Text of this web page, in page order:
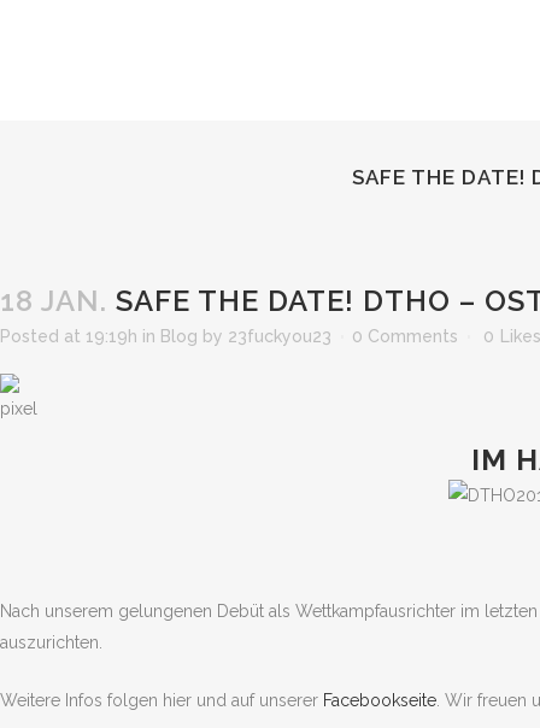
SAFE THE DATE!
18 JAN. SAFE THE DATE! DTHO –
Posted at 19:19h in Blog by 23fuckyou23 0 Comments 0 Likes
IM
Nach unserem gelungenen Debüt als Wettkampfausrichter im
auszurichten.
Weitere Infos folgen hier und auf unserer Facebookseite . Wir freuen